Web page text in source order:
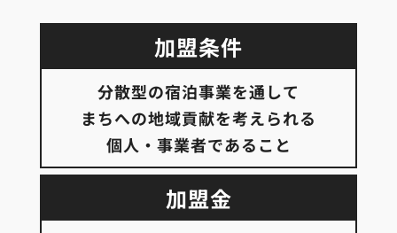
加盟条件
分散型の宿泊事業を通して
まちへの地域貢献を考えられる
個人・事業者であること
加盟金